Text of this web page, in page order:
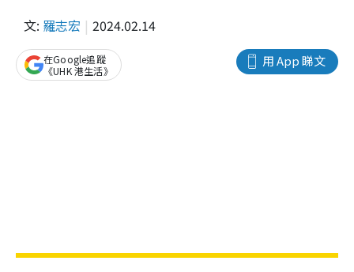
文: 羅志宏 2024.02.14
用 App 睇文
在Google追蹤
《UHK 港生活》